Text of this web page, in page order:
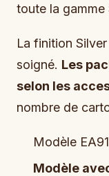
toute la gamme
La finition
soigné. Les
selon les
nombre de
Modèle
Modèle